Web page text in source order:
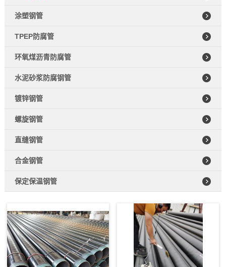
涂塑钢管
TPEP防腐管
环氧煤沥青防腐管
水泥砂浆防腐钢管
镀锌钢管
螺旋钢管
直缝钢管
合金钢管
保定保温钢管